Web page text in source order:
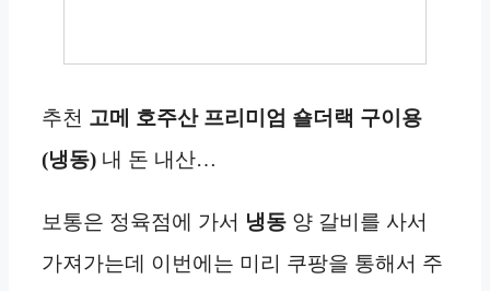
추천 고메 호주산 프리미엄 숄더랙 구이용
(냉동) 내 돈 내산…
보통은 정육점에 가서 냉동 양 갈비를 사서
가져가는데 이번에는 미리 쿠팡을 통해서 주